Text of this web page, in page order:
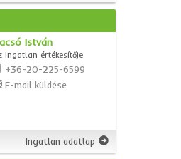
István
ingatlan értékesítője
+36-20-225-6599
E-mail küldése
Ingatlan adatlap